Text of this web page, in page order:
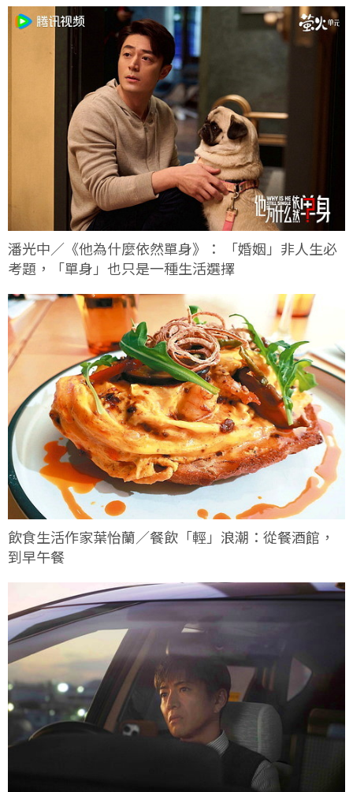
潘光中／《他為什麼依然單身》： 「婚姻」非人生必
考題，「單身」也只是一種生活選擇
飲食生活作家葉怡蘭／餐飲「輕」浪潮：從餐酒館，
到早午餐